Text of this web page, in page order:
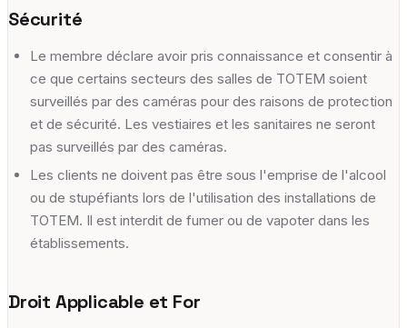
Sécurité
Le membre déclare avoir pris connaissance et consentir à
ce que certains secteurs des salles de TOTEM soient
surveillés par des caméras pour des raisons de protection
et de sécurité. Les vestiaires et les sanitaires ne seront
pas surveillés par des caméras.
Les clients ne doivent pas être sous l'emprise de l'alcool
ou de stupéfiants lors de l'utilisation des installations de
TOTEM. Il est interdit de fumer ou de vapoter dans les
établissements.
Droit Applicable et For